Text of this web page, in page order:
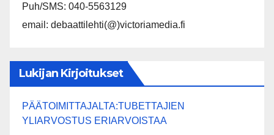
Puh/SMS: 040-5563129
email: debaattilehti(@)victoriamedia.fi
Lukijan Kirjoitukset
PÄÄTOIMITTAJALTA:TUBETTAJIEN
YLIARVOSTUS ERIARVOISTAA